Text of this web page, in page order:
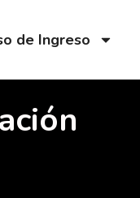
de Ingreso